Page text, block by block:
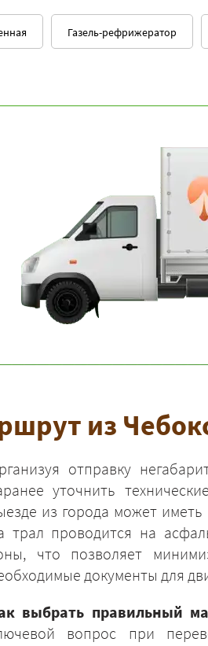
Газель-рефрижератор
из
отправку
уточнить
из города может
трал проводится на
что позволяет
документы для
выбрать правильный
вопрос при